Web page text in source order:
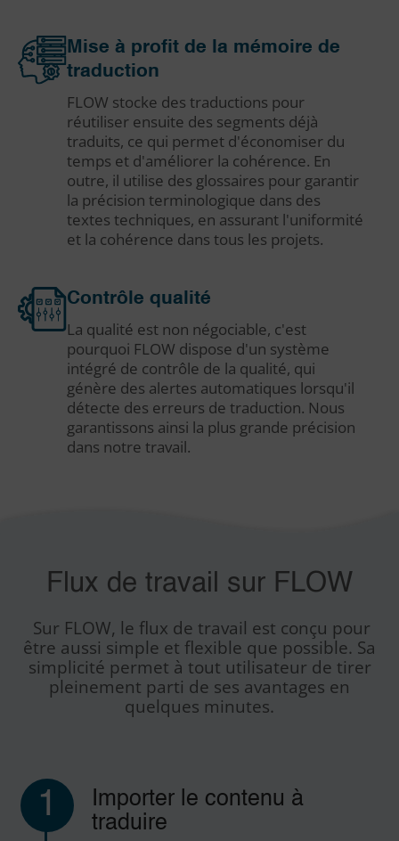
Mise à profit de la mémoire de
traduction
FLOW stocke des traductions pour
réutiliser ensuite des segments déjà
traduits, ce qui permet d'économiser du
temps et d'améliorer la cohérence. En
outre, il utilise des glossaires pour garantir
la précision terminologique dans des
textes techniques, en assurant l'uniformité
et la cohérence dans tous les projets.
Contrôle qualité
La qualité est non négociable, c'est
pourquoi FLOW dispose d'un système
intégré de contrôle de la qualité, qui
génère des alertes automatiques lorsqu'il
détecte des erreurs de traduction. Nous
garantissons ainsi la plus grande précision
dans notre travail.
Flux de travail sur FLOW
Sur FLOW, le flux de travail est conçu pour
être aussi simple et flexible que possible. Sa
simplicité permet à tout utilisateur de tirer
pleinement parti de ses avantages en
quelques minutes.
1
Importer le contenu à
traduire